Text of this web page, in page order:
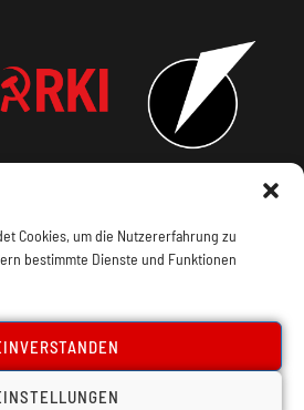
Cookies, um die Nutzererfahrung zu
bestimmte Dienste und Funktionen